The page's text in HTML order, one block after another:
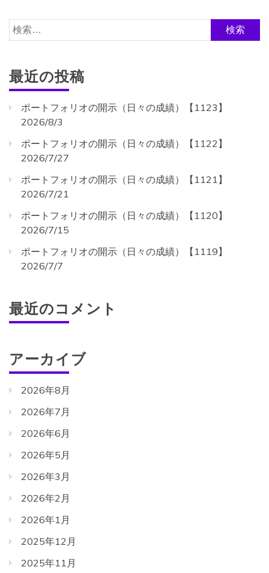
検
索:
最近の投稿
ポートフォリオの開示（日々の成績）【1123】
2026/8/3
ポートフォリオの開示（日々の成績）【1122】
2026/7/27
ポートフォリオの開示（日々の成績）【1121】
2026/7/21
ポートフォリオの開示（日々の成績）【1120】
2026/7/15
ポートフォリオの開示（日々の成績）【1119】
2026/7/7
最近のコメント
アーカイブ
2026年8月
2026年7月
2026年6月
2026年5月
2026年3月
2026年2月
2026年1月
2025年12月
2025年11月